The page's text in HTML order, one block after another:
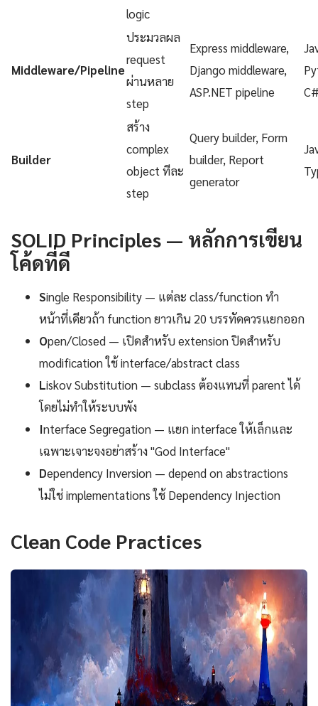
logic
Middleware/Pipeline
ประมวลผล
request
ผ่านหลาย
step
Express middleware,
Django middleware,
ASP.NET pipeline
Builder
สร้าง
complex
object ทีละ
step
Query builder, Form
builder, Report
generator
SOLID Principles — หลักการเขียน
โค้ดที่ดี
Single Responsibility — แต่ละ class/function ทำ
หน้าที่เดียวถ้า function ยาวเกิน 20 บรรทัดควรแยกออก
Open/Closed — เปิดสำหรับ extension ปิดสำหรับ
modification ใช้ interface/abstract class
Liskov Substitution — subclass ต้องแทนที่ parent ได้
โดยไม่ทำให้ระบบพัง
Interface Segregation — แยก interface ให้เล็กและ
เฉพาะเจาะจงอย่าสร้าง "God Interface"
Dependency Inversion — depend on abstractions
ไม่ใช่ implementations ใช้ Dependency Injection
Clean Code Practices